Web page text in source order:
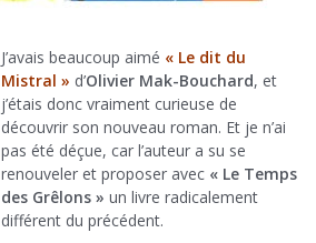
J’avais beaucoup aimé « Le dit du
Mistral » d’Olivier Mak-Bouchard, et
j’étais donc vraiment curieuse de
découvrir son nouveau roman. Et je n’ai
pas été déçue, car l’auteur a su se
renouveler et proposer avec « Le Temps
des Grêlons » un livre radicalement
différent du précédent.